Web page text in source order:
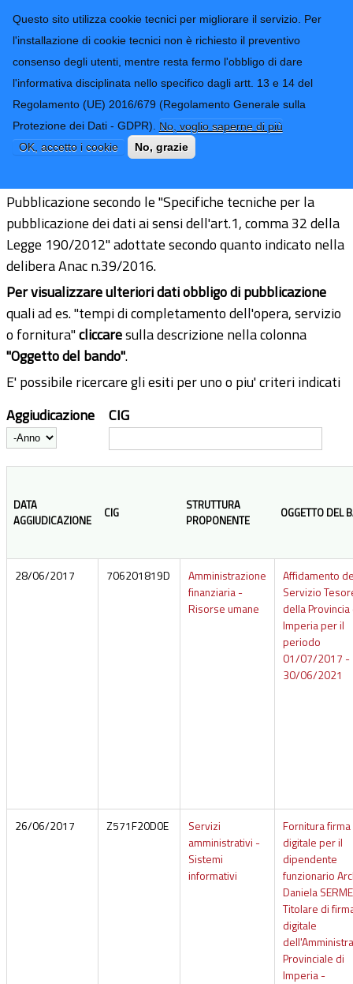
Questo sito utilizza cookie tecnici per migliorare il servizio. Per
l'installazione di cookie tecnici non è richiesto il preventivo
consenso degli utenti, mentre resta fermo l'obbligo di dare
l'informativa disciplinata nello specifico dagli artt. 13 e 14 del
Regolamento (UE) 2016/679 (Regolamento Generale sulla
Protezione dei Dati - GDPR). No, voglio saperne di più
OK, accetto i cookie
No, grazie
Provincia di
Imperia
CONTATTI-URP
TRASPARENZA
Form di ricerca
Informazioni sulle singole procedure
in formato tabellare
Pubblicazione secondo le "Specifiche tecniche per la
pubblicazione dei dati ai sensi dell'art.1, comma 32 della
Legge 190/2012" adottate secondo quanto indicato nella
delibera Anac n.39/2016.
Per visualizzare ulteriori dati obbligo di pubblicazione
quali ad es. "tempi di completamento dell'opera, servizio
o fornitura"cliccaresulla descrizione nella colonna
"Oggetto del bando".
E' possibile ricercare gli esiti per uno o piu' criteri indicati
Aggiudicazione
Anno
CIG
DATA
AGGIUDICAZIONE
CIG
STRUTTURA
PROPONENTE
OGGETTO DEL
28/06/2017 706201819D
Amministrazione
finanziaria -
Risorse umane
Affidamento
Servizio
della Provincia
Imperia per il
periodo
01/07/2017 -
30/06/2021
26/06/2017 Z571F20D0E
Servizi
amministrativi -
Sistemi
informativi
Fornitura firma
digitale per il
dipendente
funzionario
Daniela
Titolare di
digitale
Provinciale di
Imperia -